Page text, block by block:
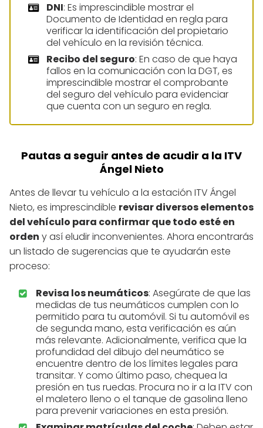
DNI: Es imprescindible mostrar el
Documento de Identidad en regla para
verificar la identificación del propietario
del vehículo en la revisión técnica.
Recibo del seguro: En caso de que haya
fallos en la comunicación con la DGT, es
imprescindible mostrar el comprobante
del seguro del vehículo para evidenciar
que cuenta con un seguro en regla.
Pautas a seguir antes de acudir a la ITV
Ángel Nieto
Antes de llevar tu vehículo a la estación ITV Ángel
Nieto, es imprescindible revisar diversos elementos
del vehículo para confirmar que todo esté en
orden y así eludir inconvenientes. Ahora encontrarás
un listado de sugerencias que te ayudarán este
proceso:
Revisa los neumáticos: Asegúrate de que las
medidas de tus neumáticos cumplen con lo
permitido para tu automóvil. Si tu automóvil es
de segunda mano, esta verificación es aún
más relevante. Adicionalmente, verifica que la
profundidad del dibujo del neumático se
encuentre dentro de los límites legales para
transitar. Y como último paso, chequea la
presión en tus ruedas. Procura no ir a la ITV con
el maletero lleno o el tanque de gasolina lleno
para prevenir variaciones en esta presión.